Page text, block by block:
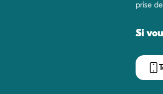
prise
Si